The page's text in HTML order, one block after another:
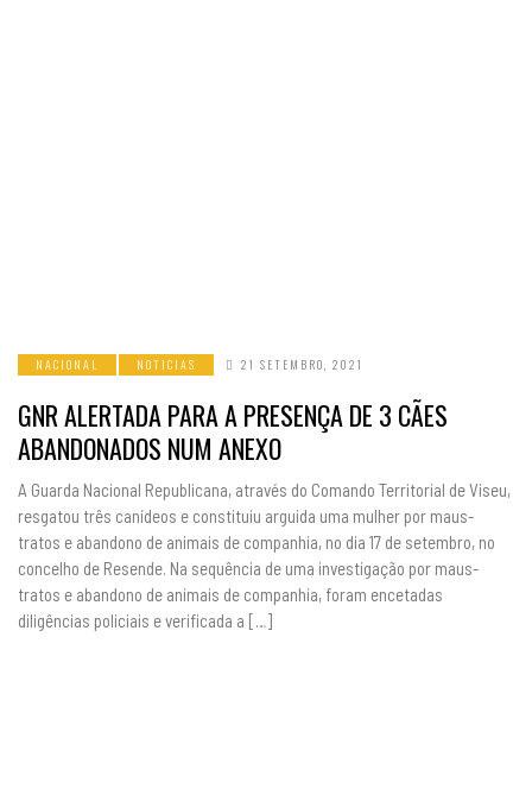
NACIONAL NOTICIAS 21 SETEMBRO, 2021
GNR ALERTADA PARA A PRESENÇA DE 3 CÃES
ABANDONADOS NUM ANEXO
A Guarda Nacional Republicana, através do Comando Territorial de Viseu,
resgatou três canídeos e constituiu arguida uma mulher por maus-
tratos e abandono de animais de companhia, no dia 17 de setembro, no
concelho de Resende. Na sequência de uma investigação por maus-
tratos e abandono de animais de companhia, foram encetadas
diligências policiais e verificada a […]